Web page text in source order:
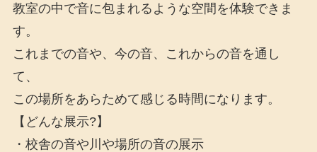
教室の中で音に包まれるような空間を体験できま
す。
これまでの音や、今の音、これからの音を通し
て、
この場所をあらためて感じる時間になります。
【どんな展示?】
・校舎の音や川や場所の音の展示